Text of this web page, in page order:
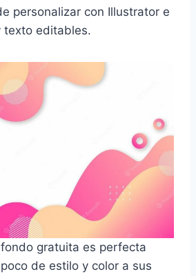
personalizar con Illustrator e
texto editables.
gratuita es perfecta
de estilo y color a sus